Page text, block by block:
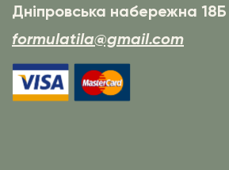
Дніпровська набережна 18Б
formulatila@gmail.com